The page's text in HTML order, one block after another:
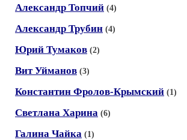
Александр Топчий (4)
Александр Трубин (4)
Юрий Тумаков (2)
Вит Уйманов (3)
Константин Фролов-Крымский (1)
Светлана Харина (6)
Галина Чайка (1)